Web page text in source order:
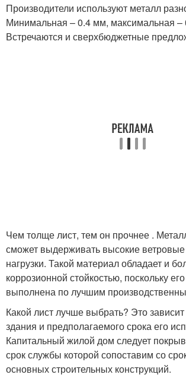
Производители используют металл
Минимальная – 0.4 мм, максимальная –
Встречаются и сверхбюджетные
Чем толще лист, тем он прочнее .
сможет выдерживать высокие
нагрузки. Такой материал обладает и
коррозионной стойкостью, поскольку
выполнена по лучшим
Какой лист лучше выбрать? Это
здания и предполагаемого срока его
Капитальный жилой дом следует
срок службы которой сопоставим со
основных строительных конструкций.